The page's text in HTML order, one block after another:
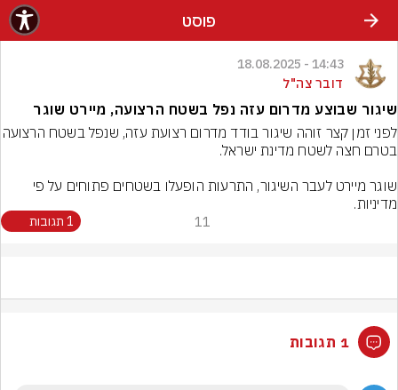
פוסט
14:43 - 18.08.2025
דובר צה"ל
שיגור שבוצע מדרום עזה נפל בשטח הרצועה, מיירט שוגר
מדיניות.
11 1 תגובות
1 תגובות